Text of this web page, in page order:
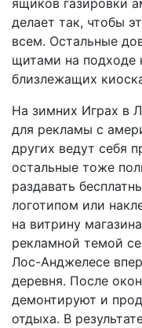
делает так, чтобы
всем. Остальные
щитами на подходе
близлежащих
На зимних Играх в
для рекламы с
других ведут себя
остальные тоже
раздавать
логотипом или
на витрину
рекламной темой
Лос-Анджелесе
деревня. После
демонтируют и
отдыха. В